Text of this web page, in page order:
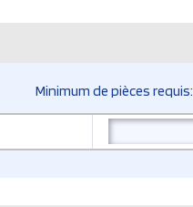
Minimum de pièces requis: